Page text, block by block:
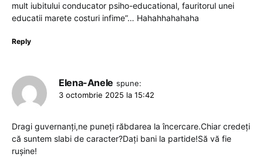
mult iubitului conducator psiho-educational, fauritorul unei
educatii marete costuri infime”… Hahahhahahaha
Reply
Elena-Anele spune:
3 octombrie 2025 la 15:42
Dragi guvernanți,ne puneți răbdarea la încercare.Chiar credeți
că suntem slabi de caracter?Dați bani la partide!Să vă fie
rușine!